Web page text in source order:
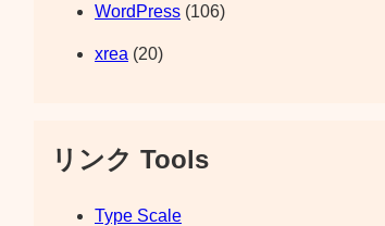
WordPress (106)
xrea (20)
リンク Tools
Type Scale